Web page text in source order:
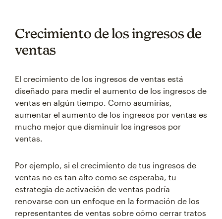
Crecimiento de los ingresos de
ventas
El crecimiento de los ingresos de ventas está
diseñado para medir el aumento de los ingresos de
ventas en algún tiempo. Como asumirías,
aumentar el aumento de los ingresos por ventas es
mucho mejor que disminuir los ingresos por
ventas.
Por ejemplo, si el crecimiento de tus ingresos de
ventas no es tan alto como se esperaba, tu
estrategia de activación de ventas podría
renovarse con un enfoque en la formación de los
representantes de ventas sobre cómo cerrar tratos